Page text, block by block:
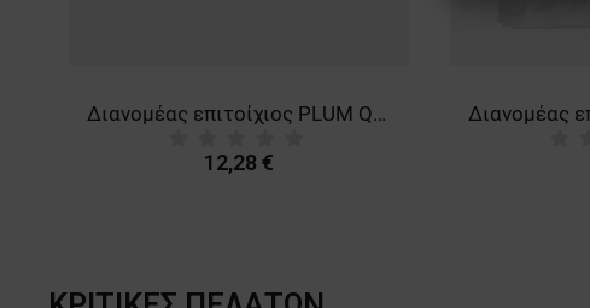
Διανομέας επιτοίχιος PLUM QUICKFIX DUO
12,28 €